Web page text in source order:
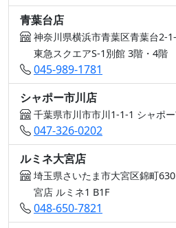
青葉台店
神奈川県横浜市青葉区青葉台2-
東急スクエアS-1別館 3階・4階
045-989-1781
シャポー市川店
千葉県市川市市川1-1-1 シャポ
047-326-0202
ルミネ大宮店
埼玉県さいたま市大宮区錦町
宮店 ルミネ1 B1F
048-650-7821